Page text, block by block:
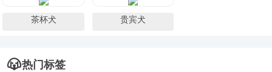
茶杯犬 贵宾犬
热门标签